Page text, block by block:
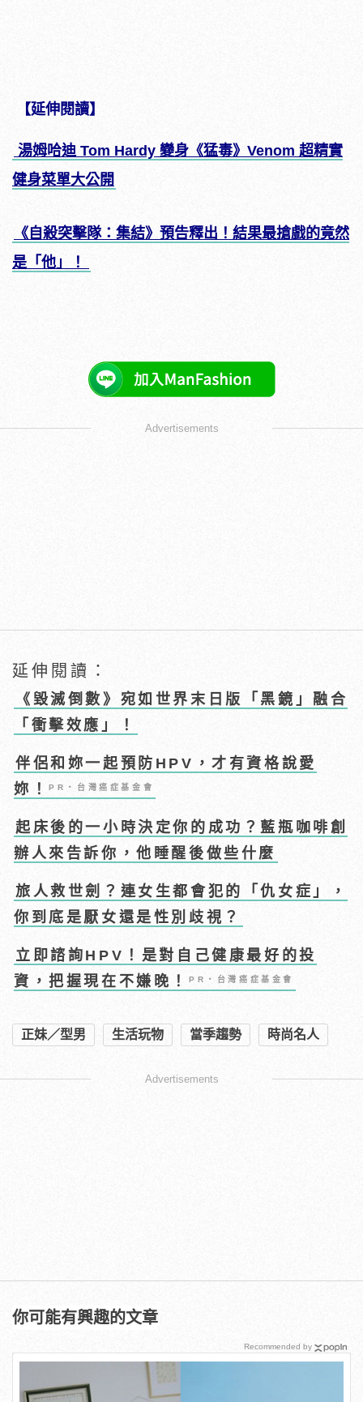
【延伸閱讀】
湯姆哈迪 Tom Hardy 變身《猛毒》Venom 超精實
健身菜單大公開
《自殺突擊隊：集結》預告釋出！結果最搶戲的竟然
是「他」！
Advertisements
延伸閱讀：
《毀滅倒數》宛如世界末日版「黑鏡」融合
「衝擊效應」！
伴侶和妳一起預防HPV，才有資格說愛
妳！PR・台灣癌症基金會
起床後的一小時決定你的成功？藍瓶咖啡創
辦人來告訴你，他睡醒後做些什麼
旅人救世劍？連女生都會犯的「仇女症」，
你到底是厭女還是性別歧視？
立即諮詢HPV！是對自己健康最好的投
資，把握現在不嫌晚！PR・台灣癌症基金會
正妹／型男 生活玩物 當季趨勢 時尚名人
Advertisements
你可能有興趣的文章
Recommended by